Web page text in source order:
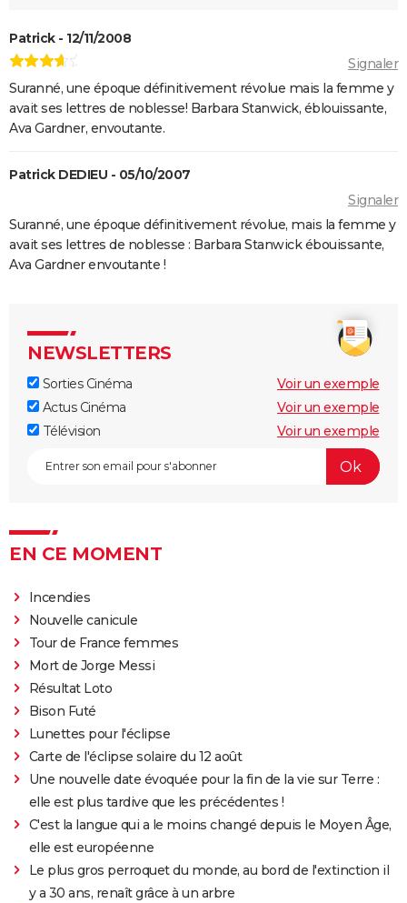
En roue libre
"Pauvres créatures" : de quoi parle ce film étrange
avec Emma Stone ?
Captain Fantastic : synopsis, casting, bande-
Le Fabuleux Destin d'Amélie Poulain : synopsis,
Les goûts et les couleurs
Kinds of Kindness : notre critique du dernier film de
The Truman Show
Breakfast Club : synopsis, casting, streaming, avis...
Big Fish
Lost in Translation : synopsis, casting, bande-
annonce, streaming, avis...
Juno
Patrick - 12/11/2008
Signaler
Suranné, une époque définitivement révolue mais la femme y
avait ses lettres de noblesse! Barbara Stanwick, éblouissante,
Ava Gardner, envoutante.
Patrick DEDIEU - 05/10/2007
Signaler
Suranné, une époque définitivement révolue, mais la femme y
avait ses lettres de noblesse : Barbara Stanwick ébouissante,
Ava Gardner envoutante !
NEWSLETTERS
Sorties Cinéma
Voir un exemple
Actus Cinéma
Voir un exemple
Télévision
Voir un exemple
EN CE MOMENT
Incendies
Nouvelle canicule
Tour de France femmes
Mort de Jorge Messi
Résultat Loto
Bison Futé
Lunettes pour l'éclipse
Carte de l'éclipse solaire du 12 août
Une nouvelle date évoquée pour la fin de la vie sur Terre :
elle est plus tardive que les précédentes !
C'est la langue qui a le moins changé depuis le Moyen Âge,
elle est européenne
Le plus gros perroquet du monde, au bord de l'extinction il
y a 30 ans, renaît grâce à un arbre